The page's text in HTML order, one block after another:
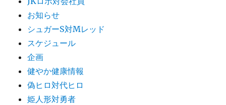
お知らせ
シュガーS対Mレッド
スケジュール
企画
健やか健康情報
偽ヒロ対代ヒロ
姫人形対勇者